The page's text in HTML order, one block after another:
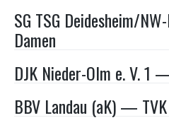
SG TSG Deidesheim/
Damen
DJK Nieder-Olm e. V. 1
BBV Landau (aK) —